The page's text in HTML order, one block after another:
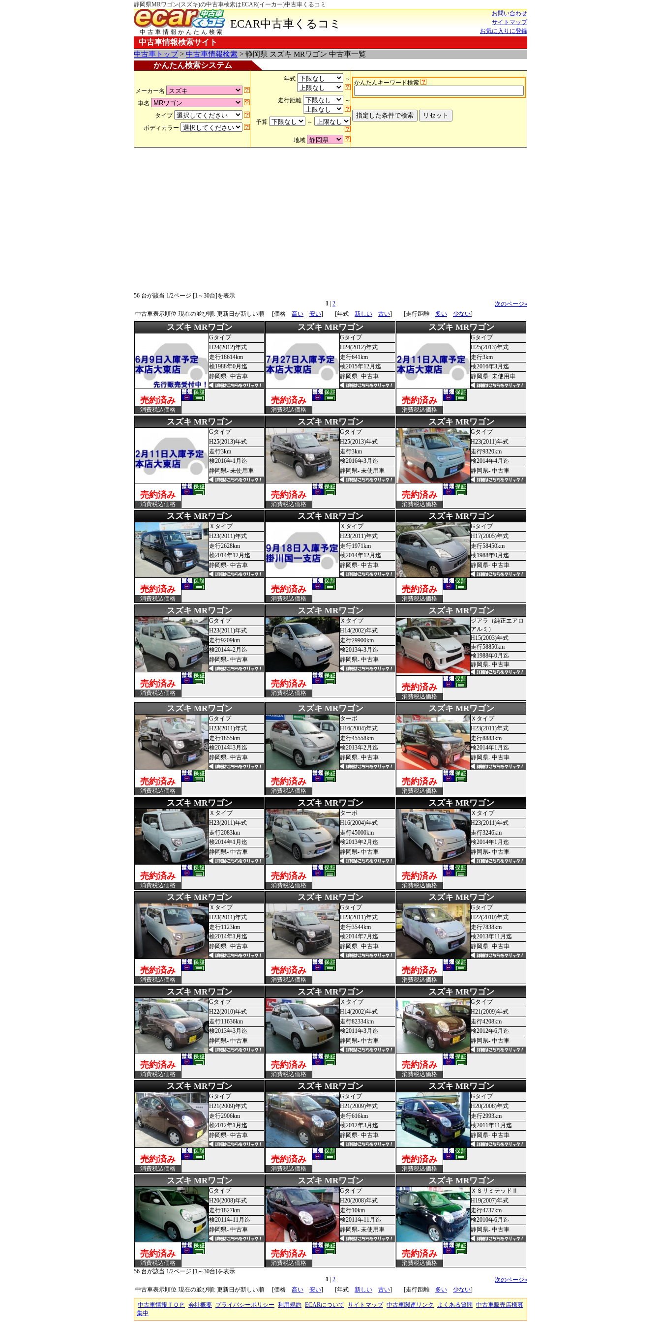
静岡県MRワゴン(スズキ)の中古車検索はECAR(イーカー)中古車くるコミ
中古車情報かんたん検索
ECAR中古車くるコミ
お問い合わせ
サイトマップ
お気に入りに登録
中古車情報検索サイト
中古車トップ> 中古車情報検索 > 静岡県 スズキ MRワゴン 中古車一覧
かんたん検索システム
メーカー名
車名
タイプ
ボディカラー
年式 ～
走行距離 ～
予算 ～
地域
かんたんキーワード検索
56 台が該当 1/2ページ [1～30台]を表示
1 2
次のページ»
中古車表示順位 現在の並び順: 更新日が新しい順 [価格 高い 安い] [年式 新しい 古い] [走行距離 多い 少ない]
スズキ MRワゴン
Gタイプ
H24(2012)年式
走行18614km
検1988年0月迄
静岡県- 中古車
売約済み
消費税込価格
スズキ MRワゴン
Gタイプ
H24(2012)年式
走行641km
検2015年12月迄
静岡県- 中古車
売約済み
消費税込価格
スズキ MRワゴン
Gタイプ
H25(2013)年式
走行3km
検2016年3月迄
静岡県- 未使用車
売約済み
消費税込価格
スズキ MRワゴン
Gタイプ
H25(2013)年式
走行3km
検2016年1月迄
静岡県- 未使用車
売約済み
消費税込価格
スズキ MRワゴン
Gタイプ
H25(2013)年式
走行3km
検2016年3月迄
静岡県- 未使用車
売約済み
消費税込価格
スズキ MRワゴン
Gタイプ
H23(2011)年式
走行9320km
検2014年4月迄
静岡県- 中古車
売約済み
消費税込価格
スズキ MRワゴン
Ｘタイプ
H23(2011)年式
走行2628km
検2014年12月迄
静岡県- 中古車
売約済み
消費税込価格
スズキ MRワゴン
Ｘタイプ
H23(2011)年式
走行1971km
検2014年12月迄
静岡県- 中古車
売約済み
消費税込価格
スズキ MRワゴン
Gタイプ
H17(2005)年式
走行58450km
検1988年0月迄
静岡県- 中古車
売約済み
消費税込価格
スズキ MRワゴン
Gタイプ
H23(2011)年式
走行9209km
検2014年2月迄
静岡県- 中古車
売約済み
消費税込価格
スズキ MRワゴン
Ｘタイプ
H14(2002)年式
走行29900km
検2013年3月迄
静岡県- 中古車
売約済み
消費税込価格
スズキ MRワゴン
ジアラ（純正エアロ
アルミ）
H15(2003)年式
走行58850km
検1988年0月迄
静岡県- 中古車
売約済み
消費税込価格
スズキ MRワゴン
Gタイプ
H23(2011)年式
走行1855km
検2014年3月迄
静岡県- 中古車
売約済み
消費税込価格
スズキ MRワゴン
ターボ
H16(2004)年式
走行45558km
検2013年2月迄
静岡県- 中古車
売約済み
消費税込価格
スズキ MRワゴン
Ｘタイプ
H23(2011)年式
走行8883km
検2014年1月迄
静岡県- 中古車
売約済み
消費税込価格
スズキ MRワゴン
Ｘタイプ
H23(2011)年式
走行2083km
検2014年1月迄
静岡県- 中古車
売約済み
消費税込価格
スズキ MRワゴン
ターボ
H16(2004)年式
走行45000km
検2013年2月迄
静岡県- 中古車
売約済み
消費税込価格
スズキ MRワゴン
Ｘタイプ
H23(2011)年式
走行3246km
検2014年1月迄
静岡県- 中古車
売約済み
消費税込価格
スズキ MRワゴン
Ｘタイプ
H23(2011)年式
走行1123km
検2014年1月迄
静岡県- 中古車
売約済み
消費税込価格
スズキ MRワゴン
Gタイプ
H23(2011)年式
走行3544km
検2014年7月迄
静岡県- 中古車
売約済み
消費税込価格
スズキ MRワゴン
Gタイプ
H22(2010)年式
走行7838km
検2013年11月迄
静岡県- 中古車
売約済み
消費税込価格
スズキ MRワゴン
Gタイプ
H22(2010)年式
走行11636km
検2013年3月迄
静岡県- 中古車
売約済み
消費税込価格
スズキ MRワゴン
Ｘタイプ
H14(2002)年式
走行82334km
検2011年3月迄
静岡県- 中古車
売約済み
消費税込価格
スズキ MRワゴン
Gタイプ
H21(2009)年式
走行4208km
検2012年6月迄
静岡県- 中古車
売約済み
消費税込価格
スズキ MRワゴン
Gタイプ
H21(2009)年式
走行2906km
検2012年1月迄
静岡県- 中古車
売約済み
消費税込価格
スズキ MRワゴン
Gタイプ
H21(2009)年式
走行616km
検2012年3月迄
静岡県- 中古車
売約済み
消費税込価格
スズキ MRワゴン
Gタイプ
H20(2008)年式
走行2993km
検2011年11月迄
静岡県- 中古車
売約済み
消費税込価格
スズキ MRワゴン
Gタイプ
H20(2008)年式
走行1827km
検2011年11月迄
静岡県- 中古車
売約済み
消費税込価格
スズキ MRワゴン
Gタイプ
H20(2008)年式
走行10km
検2011年11月迄
静岡県- 未使用車
売約済み
消費税込価格
スズキ MRワゴン
ＸＳリミテッドⅡ
H19(2007)年式
走行4737km
検2010年6月迄
静岡県- 中古車
売約済み
消費税込価格
56 台が該当 1/2ページ [1～30台]を表示
1 2
次のページ»
中古車表示順位 現在の並び順: 更新日が新しい順 [価格 高い 安い] [年式 新しい 古い] [走行距離 多い 少ない]
中古車情報ＴＯＰ 会社概要 プライバシーポリシー 利用規約 ECARについて サイトマップ 中古車関連リンク よくある質問 中古車販売店様募
集中